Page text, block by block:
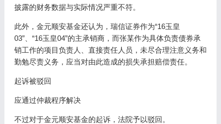
披露的财务数据与实际情况严重不符。
此外，金元顺安基金还认为，瑞信证券作为“16玉皇
03”、“16玉皇04”的主承销商，而张某作为具体负责债券承
销工作的项目负责人、直接责任人员，未尽合理注意义务和
勤勉尽责义务，应当对由此造成的损失承担赔偿责任。
起诉被驳回
应通过仲裁程序解决
不过对于金元顺安基金的起诉，法院予以驳回。